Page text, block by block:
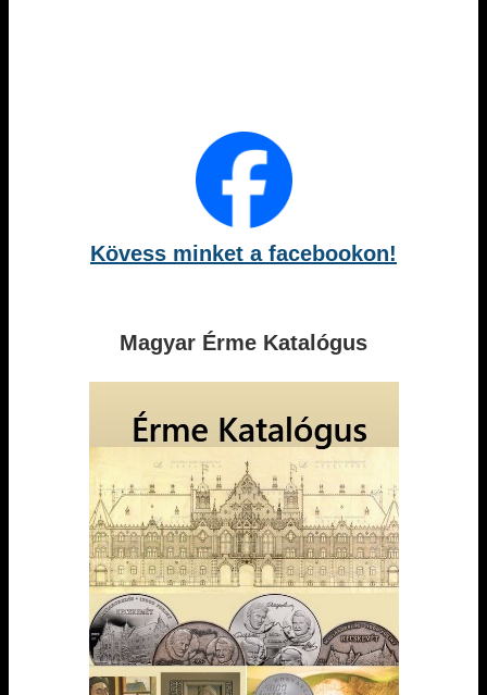
Kövess minket a facebookon!
Magyar Érme Katalógus